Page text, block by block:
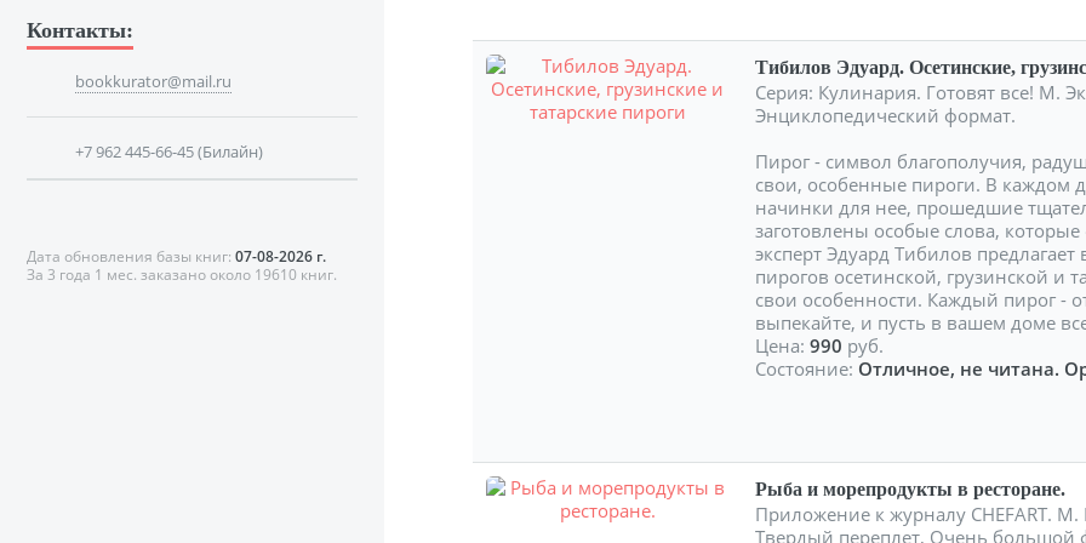
Тибилов Эдуард. Осетинские,
Серия: Кулинария. Готовят все! М.
Энциклопедический формат.
Пирог - символ благополучия,
свои, особенные пироги. В каждом
начинки для нее, прошедшие
заготовлены особые слова,
эксперт Эдуард Тибилов
пирогов осетинской, грузинской и
свои особенности. Каждый пирог -
выпекайте, и пусть в вашем доме
Цена:990 руб.
Состояние: Отличное, не читана.
Рыба и морепродукты в ресторане.
Приложение к журналу CHEFART.
Твердый переплет, Очень большой
Контакты:
bookkurator@mail.ru
+7 962 445-66-45 (Билайн)
Дата обновления базы книг: 07-08-2026 г.
За 3 года 1 мес. заказано около 19610 книг.